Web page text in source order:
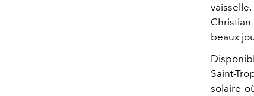
beaux
Saint-
solaire